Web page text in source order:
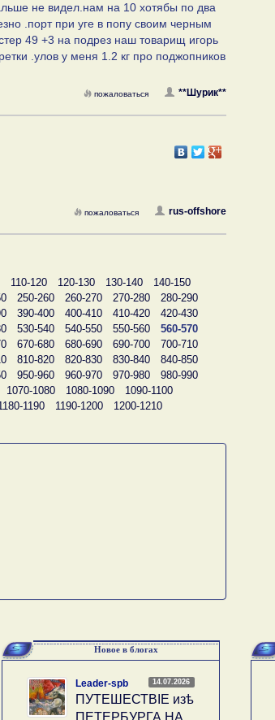
не видел.нам на 10 хотябы по два
.порт при уге в попу своим черным
49 +3 на подрез наш товарищ игорь
.улов у меня 1.2 кг про поджопников
**Шурик**
пожаловаться
rus-offshore
пожаловаться
110-120 120-130 130-140
140-150
250-260 260-270 270-280
280-290
390-400 400-410 410-420
420-430
530-540 540-550 550-560
560-570
670-680 680-690 690-700
700-710
810-820 820-830 830-840
840-850
950-960 960-970 970-980
980-990
1070-1080 1080-1090
1090-1100
1190 1190-1200
1200-1210
Новое в блогах
14.07.2026
Leader-spb
ПУТЕШЕСТВIE изѣ
ПЕТЕРБУРГА НА